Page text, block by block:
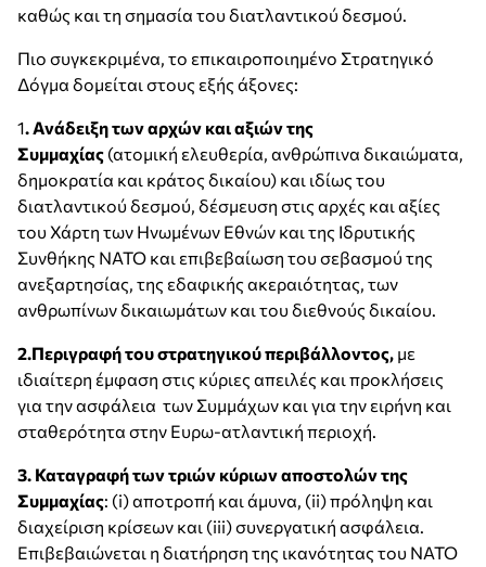
καθώς και τη σημασία του διατλαντικού δεσμού.
Πιο συγκεκριμένα, το επικαιροποιημένο Στρατηγικό
Δόγμα δομείται στους εξής άξονες:
1. Ανάδειξη των αρχών και αξιών της
Συμμαχίας (ατομική ελευθερία, ανθρώπινα δικαιώματα,
δημοκρατία και κράτος δικαίου) και ιδίως του
διατλαντικού δεσμού, δέσμευση στις αρχές και αξίες
του Χάρτη των Ηνωμένων Εθνών και της Ιδρυτικής
Συνθήκης ΝΑΤΟ και επιβεβαίωση του σεβασμού της
ανεξαρτησίας, της εδαφικής ακεραιότητας, των
ανθρωπίνων δικαιωμάτων και του διεθνούς δικαίου.
2.Περιγραφή του στρατηγικού περιβάλλοντος, με
ιδιαίτερη έμφαση στις κύριες απειλές και προκλήσεις
για την ασφάλεια των Συμμάχων και για την ειρήνη και
σταθερότητα στην Ευρω-ατλαντική περιοχή.
3. Καταγραφή των τριών κύριων αποστολών της
Συμμαχίας: (i) αποτροπή και άμυνα, (ii) πρόληψη και
διαχείριση κρίσεων και (iii) συνεργατική ασφάλεια.
Επιβεβαιώνεται η διατήρηση της ικανότητας του ΝΑΤΟ